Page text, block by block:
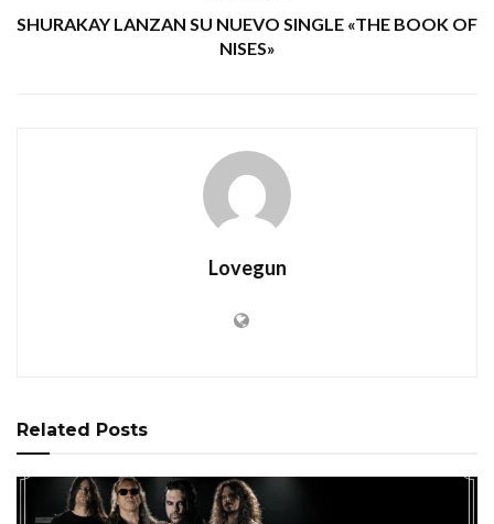
SHURAKAY LANZAN SU NUEVO SINGLE «THE BOOK OF
NISES»
Lovegun
Related Posts